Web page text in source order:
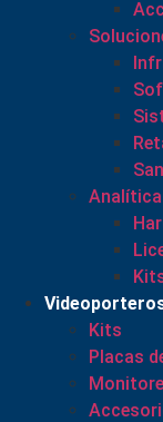
Analítica
Kits
Placas